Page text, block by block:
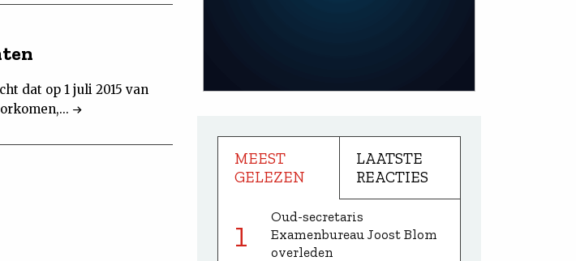
dat op 1 juli 2015 van
MEEST
GELEZEN
LAATSTE
REACTIES
1
Oud-secretaris
Examenbureau Joost Blom
overleden